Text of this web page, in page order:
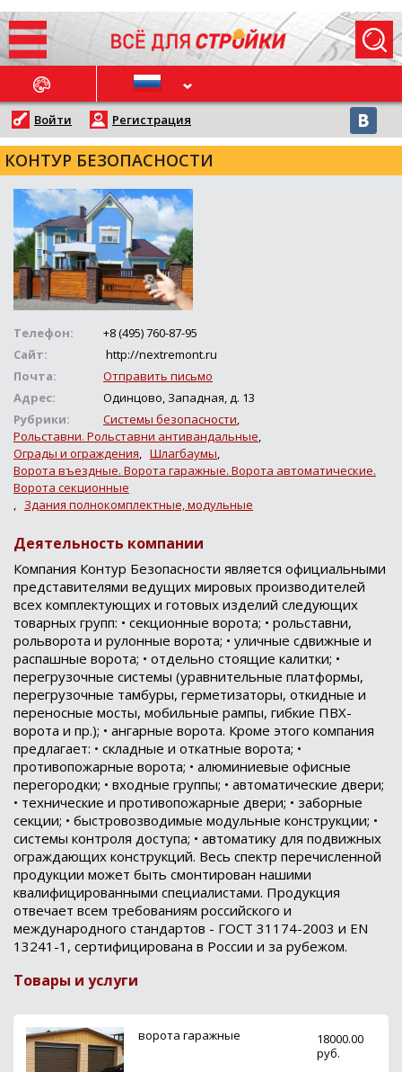
НОВОСТИ
Войти Регистрация
КОНТУР БЕЗОПАСНОСТИ
Телефон:
+8 (495) 760-87-95
Сайт:
http://nextremont.ru
Почта:
Отправить письмо
Адрес:
Одинцово, Западная, д. 13
Рубрики:
Системы безопасности,
Рольставни. Рольставни антивандальные,
Ограды и ограждения, Шлагбаумы,
Ворота въездные. Ворота гаражные. Ворота автоматические.
Ворота секционные
, Здания полнокомплектные, модульные
Деятельность компании
Компания Контур Безопасности является официальными
представителями ведущих мировых производителей
всех комплектующих и готовых изделий следующих
товарных групп: • секционные ворота; • рольставни,
рольворота и рулонные ворота; • уличные сдвижные и
распашные ворота; • отдельно стоящие калитки; •
перегрузочные системы (уравнительные платформы,
перегрузочные тамбуры, герметизаторы, откидные и
переносные мосты, мобильные рампы, гибкие ПВХ-
ворота и пр.); • ангарные ворота. Кроме этого компания
предлагает: • складные и откатные ворота; •
противопожарные ворота; • алюминиевые офисные
перегородки; • входные группы; • автоматические двери;
• технические и противопожарные двери; • заборные
секции; • быстровозводимые модульные конструкции; •
системы контроля доступа; • автоматику для подвижных
ограждающих конструкций. Весь спектр перечисленной
продукции может быть смонтирован нашими
квалифицированными специалистами. Продукция
отвечает всем требованиям российского и
международного стандартов - ГОСТ 31174-2003 и EN
13241-1, сертифицирована в России и за рубежом.
Товары и услуги
ворота гаражные
18000.00
руб.